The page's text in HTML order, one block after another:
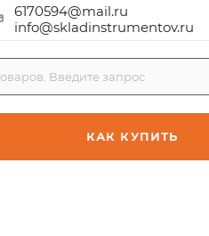
6170594@mail.ru
info@skladinstrumentov.ru
КАК КУПИТЬ